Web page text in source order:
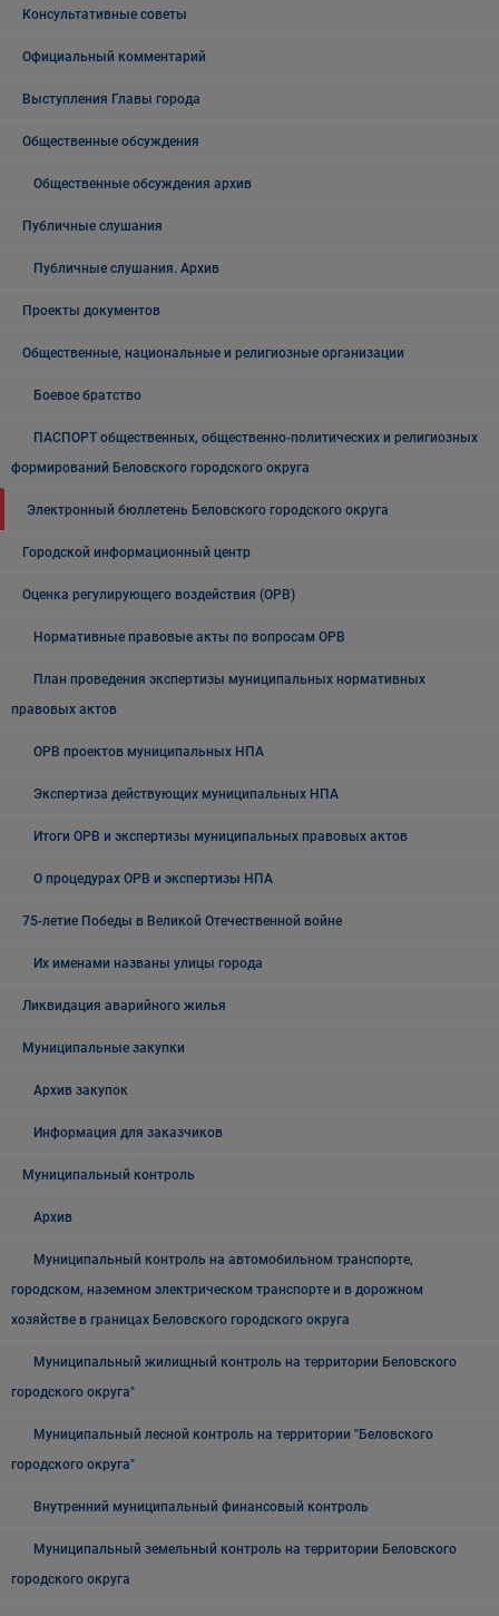
Консультативные советы
Официальный комментарий
Выступления Главы города
Общественные обсуждения
Общественные обсуждения архив
Публичные слушания
Публичные слушания. Архив
Проекты документов
Общественные, национальные и религиозные организации
Боевое братство
ПАСПОРТ общественных, общественно-политических и религиозных
формирований Беловского городского округа
Электронный бюллетень Беловского городского округа
Городской информационный центр
Оценка регулирующего воздействия (ОРВ)
Нормативные правовые акты по вопросам ОРВ
План проведения экспертизы муниципальных нормативных
правовых актов
ОРВ проектов муниципальных НПА
Экспертиза действующих муниципальных НПА
Итоги ОРВ и экспертизы муниципальных правовых актов
О процедурах ОРВ и экспертизы НПА
75-летие Победы в Великой Отечественной войне
Их именами названы улицы города
Ликвидация аварийного жилья
Муниципальные закупки
Архив закупок
Информация для заказчиков
Муниципальный контроль
Архив
Муниципальный контроль на автомобильном транспорте,
городском, наземном электрическом транспорте и в дорожном
хозяйстве в границах Беловского городского округа
Муниципальный жилищный контроль на территории Беловского
городского округа"
Муниципальный лесной контроль на территории "Беловского
городского округа"
Внутренний муниципальный финансовый контроль
Муниципальный земельный контроль на территории Беловского
городского округа